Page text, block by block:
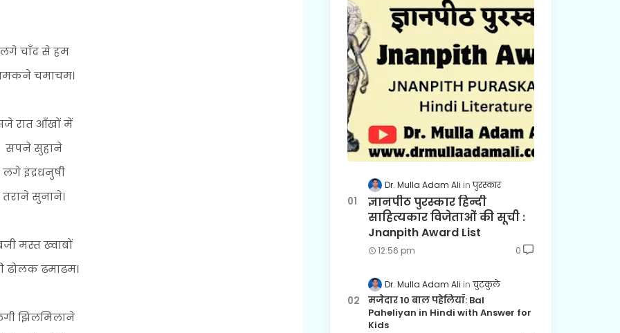
चाँद से हम
चमाचम।
रात आँखों में
सपने सुहाने
लगे इंद्रधनुषी
तराने सुनाने।
मस्त ख्वाबों
ढोलक ढमाढम।
झिलमिलाने
Dr. Mulla Adam Ali पुरस्कार
ज्ञानपीठ पुरस्कार हिन्दी
साहित्यकार विजेताओं की सूची :
Jnanpith Award List
12:56 pm 0
Dr. Mulla Adam Ali चुटकुले
मजेदार 10 बाल पहेलियाँ: Bal
Paheliyan in Hindi with Answer for
Kids